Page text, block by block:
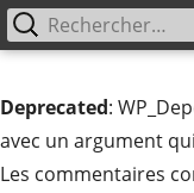
Deprecated:
avec un argument
Les commentaires
Menu